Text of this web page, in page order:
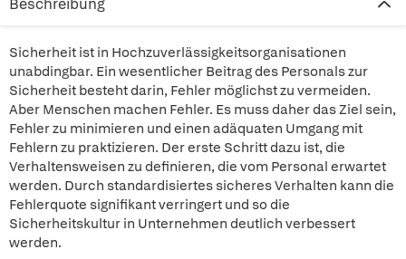
Beschreibung
Sicherheit ist in Hochzuverlässigkeitsorganisationen
unabdingbar. Ein wesentlicher Beitrag des Personals zur
Sicherheit besteht darin, Fehler möglichst zu vermeiden.
Aber Menschen machen Fehler. Es muss daher das Ziel sein,
Fehler zu minimieren und einen adäquaten Umgang mit
Fehlern zu praktizieren. Der erste Schritt dazu ist, die
Verhaltensweisen zu definieren, die vom Personal erwartet
werden. Durch standardisiertes sicheres Verhalten kann die
Fehlerquote signifikant verringert und so die
Sicherheitskultur in Unternehmen deutlich verbessert
werden.